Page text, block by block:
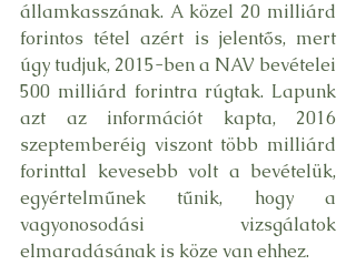
államkasszának. A közel 20 milliárd
forintos tétel azért is jelentős, mert
úgy tudjuk, 2015-ben a NAV bevételei
500 milliárd forintra rúgtak. Lapunk
azt az információt kapta, 2016
szeptemberéig viszont több milliárd
forinttal kevesebb volt a bevételük,
egyértelműnek tűnik, hogy a
vagyonosodási vizsgálatok
elmaradásának is köze van ehhez.